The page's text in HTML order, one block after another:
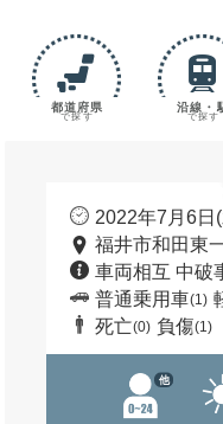
都道府県
で探す
沿線・
で探す
2022年7月6日
福井市和田東
車両相互 中破
普通乗用車(1)
死亡(0) 負傷(1)
他